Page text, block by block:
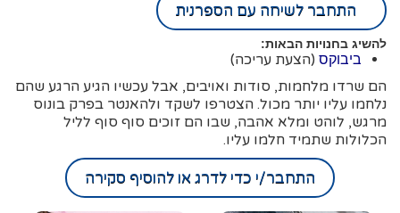
התחבר לשיחה עם הספרנית
להשיג בחנויות הבאות:
ביבוקס (הצעת עריכה)
הם שרדו מלחמות, סודות ואויבים, אבל עכשיו הגיע הרגע שהם
נלחמו עליו יותר מכול. הצטרפו לשקד ולהאנטר בפרק בונוס
מרגש, לוהט ומלא אהבה, שבו הם זוכים סוף סוף לליל
הכלולות שתמיד חלמו עליו.
התחבר/י כדי לדרג או להוסיף סקירה